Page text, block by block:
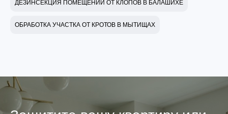
ДЕЗИНСЕКЦИЯ ПОМЕЩЕНИЙ ОТ КЛОПОВ В БАЛАШИХЕ
ОБРАБОТКА УЧАСТКА ОТ КРОТОВ В МЫТИЩАХ